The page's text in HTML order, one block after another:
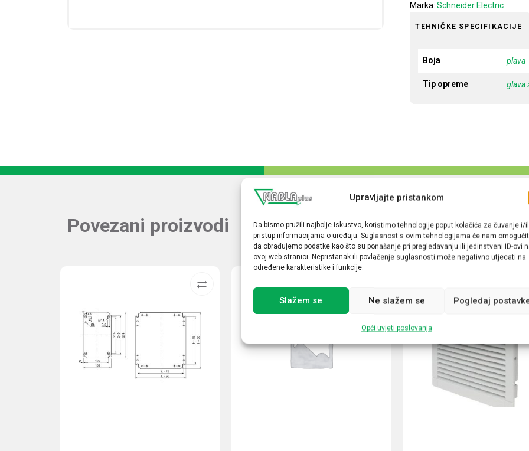
Upravljajte pristankom
Da bismo pružili najbolje iskustvo, koristimo tehnologije poput kolačića za čuvanje i/
pristup informacijama o uređaju. Suglasnost s ovim tehnologijama će nam
da obrađujemo podatke kao što su ponašanje pri pregledavanju ili jedinstveni ID-ovi
ovoj web stranici. Nepristanak ili povlačenje suglasnosti može negativno utjecati na
određene karakteristike i funkcije.
Slažem se Ne slažem se Pogledaj
Opći uvjeti poslovanja
Marka:Schneider Electric
TEHNIČKE SPECIFIKACIJE
Boja plava
Tip opreme glava
Povezani proizvodi